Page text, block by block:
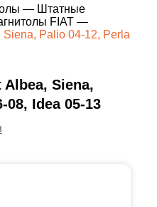
— Штатные
FIAT —
Palio 04-12, Perla
Siena,
08, Idea 05-13